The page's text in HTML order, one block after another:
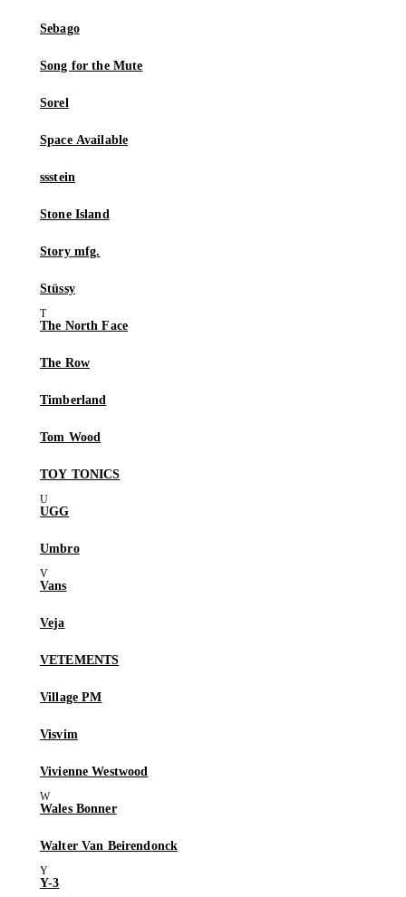
Sebago
Song for the Mute
Sorel
Space Available
ssstein
Stone Island
Story mfg.
Stüssy
The North Face
The Row
Timberland
Tom Wood
TOY TONICS
UGG
Umbro
Vans
Veja
VETEMENTS
Village PM
Visvim
Vivienne Westwood
Wales Bonner
Walter Van Beirendonck
Y-3